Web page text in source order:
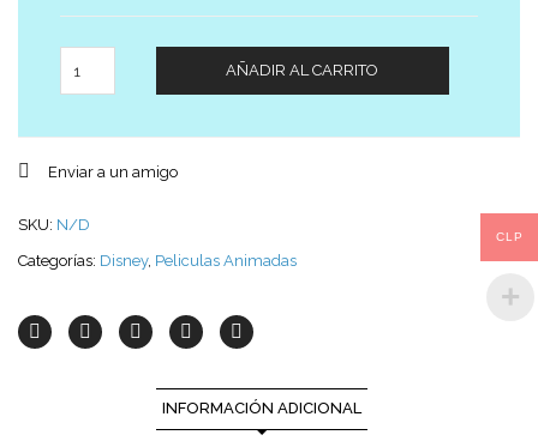
AÑADIR AL CARRITO
Enviar a un amigo
SKU: N/D
Categorías: Disney, Peliculas Animadas
INFORMACIÓN ADICIONAL
CLP